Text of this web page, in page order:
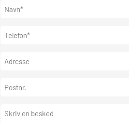
(Påkrævet)
(Påkrævet)